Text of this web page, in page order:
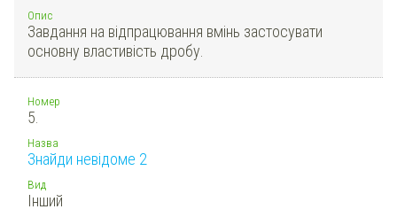
Опис
Завдання на відпрацювання вмінь застосувати
основну властивість дробу.
Номер
5.
Назва
Знайди невідоме 2
Вид
Інший